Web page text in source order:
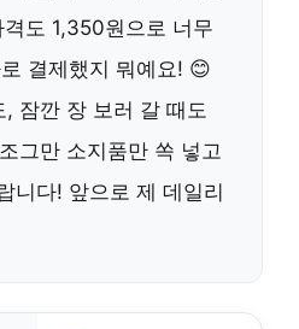
격도 1,350원으로 너무
결제했지 뭐예요! 😊
잠깐 장 보러 갈 때도
그만 소지품만 쏙 넣고
니다! 앞으로 제 데일리